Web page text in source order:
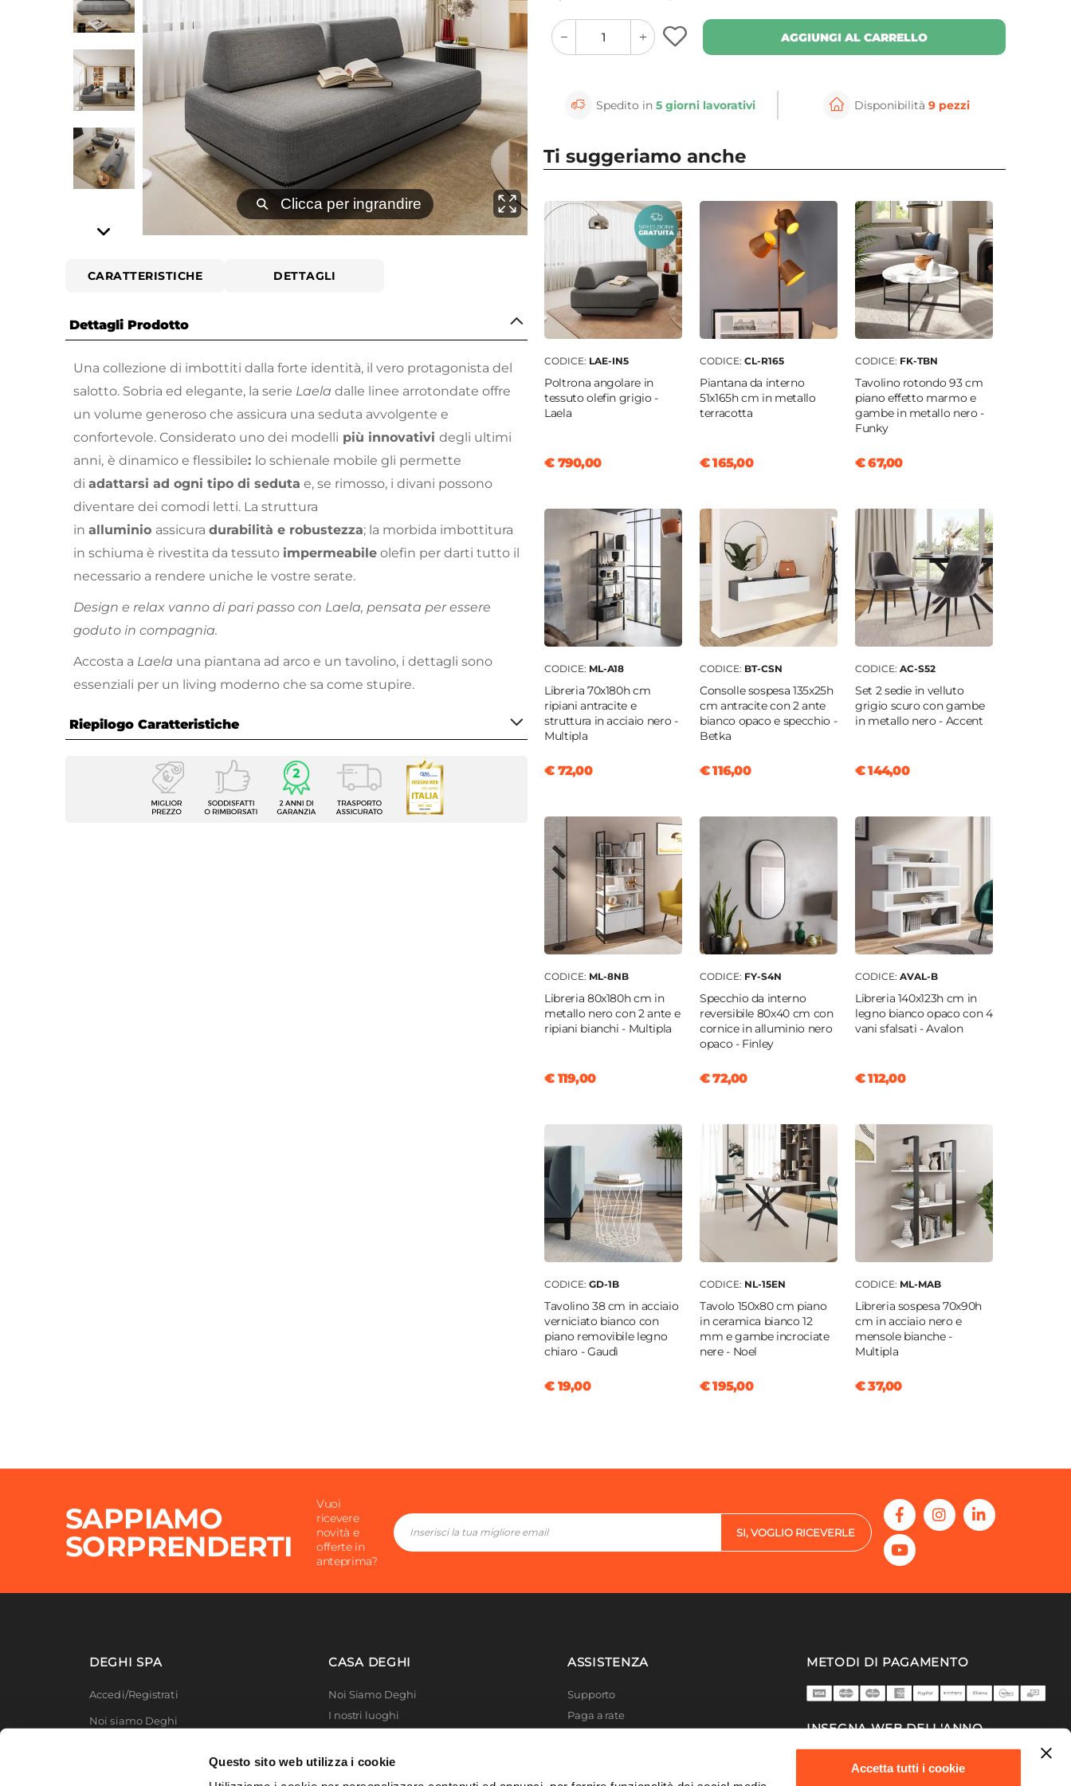
Questo sito web utilizza i cookie
Accetta tutti i cookie
⚲ Clicca per ingrandire ⚲ Clicca per ingrandire
CARATTERISTICHE DETTAGLI
Dettagli Prodotto
Una collezione di imbottiti dalla forte identità, il vero protagonista del
salotto. Sobria ed elegante, la serie Laela dalle linee arrotondate offre
un volume generoso che assicura una seduta avvolgente e
confortevole. Considerato uno dei modelli più innovativi degli ultimi
anni, è dinamico e flessibile: lo schienale mobile gli permette
di adattarsi ad ogni tipo di seduta e, se rimosso, i divani possono
diventare dei comodi letti. La struttura
in alluminio assicura durabilità e robustezza; la morbida imbottitura
in schiuma è rivestita da tessuto impermeabile olefin per darti tutto il
necessario a rendere uniche le vostre serate.
Design e relax vanno di pari passo con Laela, pensata per essere
goduto in compagnia.
Accosta a Laela una piantana ad arco e un tavolino, i dettagli sono
essenziali per un living moderno che sa come stupire.
Riepilogo Caratteristiche
Caratteristiche
Divano
Laela
quantity
button
quantity
minus
button
AGGIUNGI AL CARRELLO
Spedito in5 giorni lavorativi Disponibilità 9 pezzi
Ti suggeriamo anche
CODICE: LAE-IN5
Poltrona angolare in
tessuto olefin grigio -
Laela
€ 790,00
CODICE: CL-R165
Piantana da interno
51x165h cm in metallo
terracotta
€ 165,00
CODICE: FK-TBN
Tavolino rotondo 93 cm
piano effetto marmo e
gambe in metallo nero -
Funky
€ 67,00
CODICE: ML-A18
Libreria 70x180h cm
ripiani antracite e
struttura in acciaio nero -
Multipla
€ 72,00
CODICE: BT-CSN
Consolle sospesa 135x25h
cm antracite con 2 ante
bianco opaco e specchio -
Betka
€ 116,00
CODICE: AC-S52
Set 2 sedie in velluto
grigio scuro con gambe
in metallo nero - Accent
€ 144,00
CODICE: ML-8NB
Libreria 80x180h cm in
metallo nero con 2 ante e
ripiani bianchi - Multipla
€ 119,00
CODICE: FY-S4N
Specchio da interno
reversibile 80x40 cm con
cornice in alluminio nero
opaco - Finley
€ 72,00
CODICE: AVAL-B
Libreria 140x123h cm in
legno bianco opaco con 4
vani sfalsati - Avalon
€ 112,00
CODICE: GD-1B
Tavolino 38 cm in acciaio
verniciato bianco con
piano removibile legno
chiaro - Gaudì
€ 19,00
CODICE: NL-15EN
Tavolo 150x80 cm piano
in ceramica bianco 12
mm e gambe incrociate
nere - Noel
€ 195,00
CODICE: ML-MAB
Libreria sospesa 70x90h
cm in acciaio nero e
mensole bianche -
Multipla
€ 37,00
SAPPIAMO
SORPRENDERTI
Vuoi
ricevere
novità e
offerte in
anteprima?
SI, VOGLIO RICEVERLE
DEGHI SPA
Accedi/Registrati
Noi siamo Deghi
CASA DEGHI
Noi Siamo Deghi
I nostri luoghi
MFT - La produzione
ASSISTENZA
Supporto
Paga a rate
METODI DI PAGAMENTO
INSEGNA WEB DELL'ANNO